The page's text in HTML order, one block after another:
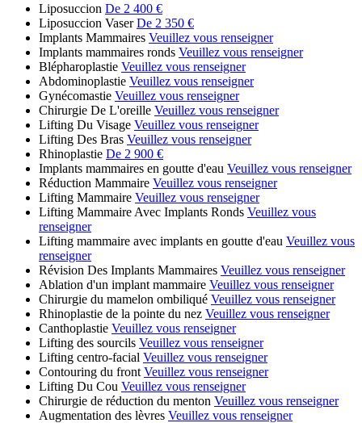
Liposuccion De 2 400 €
Liposuccion Vaser De 2 350 €
Implants Mammaires Veuillez vous renseigner
Implants mammaires ronds Veuillez vous renseigner
Blépharoplastie Veuillez vous renseigner
Abdominoplastie Veuillez vous renseigner
Gynécomastie Veuillez vous renseigner
Chirurgie De L'oreille Veuillez vous renseigner
Lifting Du Visage Veuillez vous renseigner
Lifting Des Bras Veuillez vous renseigner
Rhinoplastie De 2 900 €
Implants mammaires en goutte d'eau Veuillez vous renseigner
Réduction Mammaire Veuillez vous renseigner
Lifting Mammaire Veuillez vous renseigner
Lifting Mammaire Avec Implants Ronds Veuillez vous
renseigner
Lifting mammaire avec implants en goutte d'eau Veuillez vous
renseigner
Révision Des Implants Mammaires Veuillez vous renseigner
Ablation d'un implant mammaire Veuillez vous renseigner
Chirurgie du mamelon ombiliqué Veuillez vous renseigner
Rhinoplastie de la pointe du nez Veuillez vous renseigner
Canthoplastie Veuillez vous renseigner
Lifting des sourcils Veuillez vous renseigner
Lifting centro-facial Veuillez vous renseigner
Contouring du front Veuillez vous renseigner
Lifting Du Cou Veuillez vous renseigner
Chirurgie de réduction du menton Veuillez vous renseigner
Augmentation des lèvres Veuillez vous renseigner